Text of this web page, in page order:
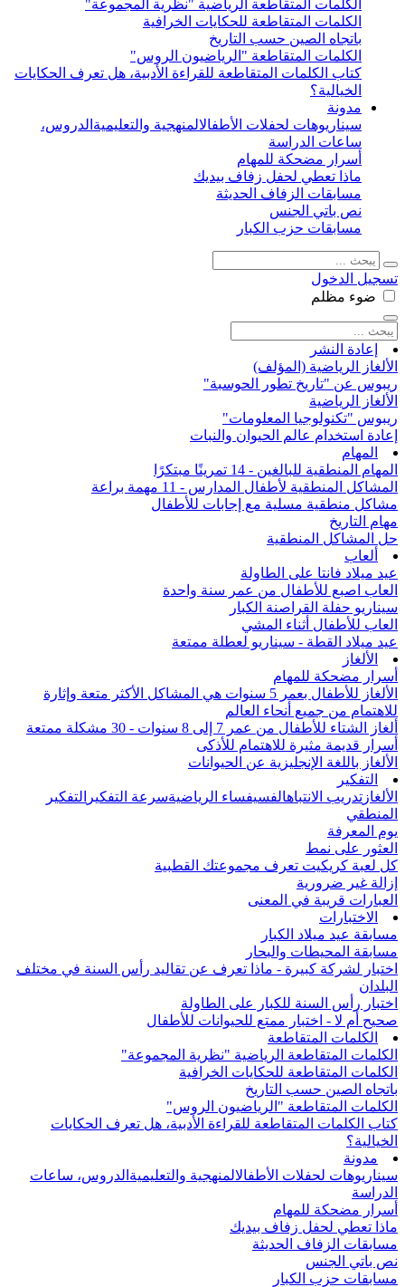
الكلمات المتقاطعة الرياضية "نظرية المجموعة"
الكلمات المتقاطعة للحكايات الخرافية
باتجاه الصين حسب التاريخ
الكلمات المتقاطعة "الرياضيون الروس"
كتاب الكلمات المتقاطعة للقراءة الأدبية، هل تعرف الحكايات
الخيالية؟
مدونة
سيناريوهات لحفلات الأطفالالمنهجية والتعليمية الدروس،
ساعات الدراسة
أسرار مضحكة للمهام
ماذا تعطي لحفل زفاف بيديك
مسابقات الزفاف الحديثة
نص باتي الجنس
مسابقات حزب الكبار
تسجيل الدخول
ضوء مظلم
إعادة النشر
الألغاز الرياضية (المؤلف)
ريبوس عن "تاريخ تطور الحوسبة"
الألغاز الرياضية
ريبوس "تكنولوجيا المعلومات"
إعادة استخدام عالم الحيوان والنبات
المهام
المهام المنطقية للبالغين - 14 تمرينًا مبتكرًا
المشاكل المنطقية لأطفال المدارس - 11 مهمة براعة
مشاكل منطقية مسلية مع إجابات للأطفال
مهام التاريخ
حل المشاكل المنطقية
ألعاب
عيد ميلاد فانتا على الطاولة
العاب اصبع للأطفال من عمر سنة واحدة
سيناريو حفلة القراصنة الكبار
العاب للأطفال أثناء المشي
عيد ميلاد القطة - سيناريو لعطلة ممتعة
الألغاز
أسرار مضحكة للمهام
الألغاز للأطفال بعمر 5 سنوات هي المشاكل الأكثر متعة وإثارة
للاهتمام من جميع أنحاء العالم
ألغاز الشتاء للأطفال من عمر 7 إلى 8 سنوات - 30 مشكلة ممتعة
أسرار قديمة مثيرة للاهتمام للأذكى
الألغاز باللغة الإنجليزية عن الحيوانات
التفكير
الألغاز تدريب الانتباهالفسيفساء الرياضيةسرعة التفكير التفكير
المنطقي
يوم المعرفة
العثور على نمط
كل لعبة كريكيت تعرف مجموعتك القطبية
إزالة غير ضرورية
العبارات قريبة في المعنى
الاختبارات
مسابقة عيد ميلاد الكبار
مسابقة المحيطات والبحار
اختبار لشركة كبيرة - ماذا تعرف عن تقاليد رأس السنة في مختلف
البلدان
اختبار رأس السنة للكبار على الطاولة
صحيح أم لا - اختبار ممتع للحيوانات للأطفال
الكلمات المتقاطعة
الكلمات المتقاطعة الرياضية "نظرية المجموعة"
الكلمات المتقاطعة للحكايات الخرافية
باتجاه الصين حسب التاريخ
الكلمات المتقاطعة "الرياضيون الروس"
كتاب الكلمات المتقاطعة للقراءة الأدبية، هل تعرف الحكايات
الخيالية؟
مدونة
سيناريوهات لحفلات الأطفالالمنهجية والتعليمية الدروس، ساعات
الدراسة
أسرار مضحكة للمهام
ماذا تعطي لحفل زفاف بيديك
مسابقات الزفاف الحديثة
نص باتي الجنس
مسابقات حزب الكبار